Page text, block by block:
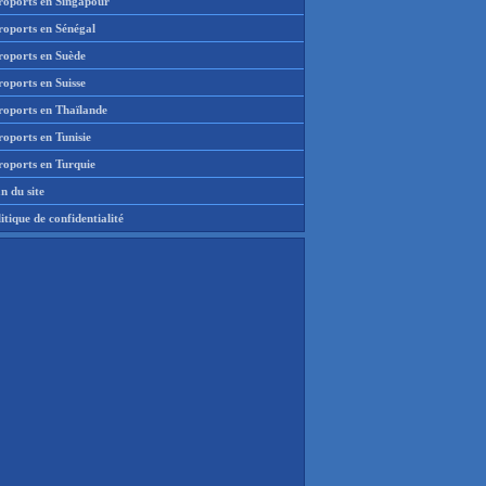
en Sénégal
en Suède
en Suisse
en Thaïlande
en Tunisie
en Turquie
du site
de confidentialité